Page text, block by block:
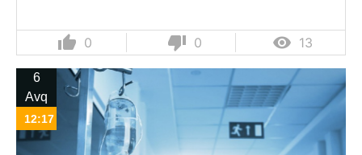
thumb_up 0 thumb_down 0  13
6
Avq
12:17